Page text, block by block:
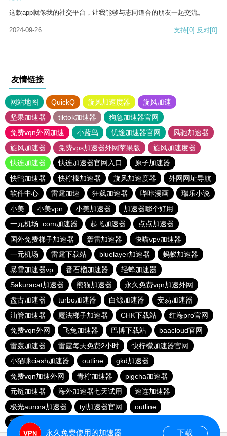
这款app就像我的社交平台，让我能够与志同道合的朋友一起交流。
2024-09-26 支持[0] 反对[0]
友情链接
网站地图 QuickQ 旋风加速度器
旋风加速
坚果加速器
tiktok加速器
狗急加速器官网
免费vqn外网加速
小蓝鸟 优途加速器官网
风驰加速器
旋风加速器
免费vps加速器外网苹果版
旋风加速度器
快连加速器
快连加速器官网入口
原子加速器
快鸭加速器
快柠檬加速器 旋风加速度器
外网网址导航
软件中心
雷霆加速 狂飙加速器 哔咔漫画
瑞乐小说
小美
小美vpn 小美加速器
加速器哪个好用
一元机场. com加速器
起飞加速器
点点加速器
国外免费梯子加速器
轰雷加速器
快喵vpv加速器
一元机场
雷霆下载站 bluelayer加速器
蚂蚁加速器
暴雪加速器vp
番石榴加速器
轻蜂加速器
Sakuracat加速器
熊猫加速器
永久免费vqn加速外网
盘古加速器
turbo加速器 白鲸加速器
安易加速器
油管加速器
魔法梯子加速器 CHK下载站
红海pro官网
免费vqn外网
飞兔加速器 巴博下载站
baacloud官网
雷轰加速器
雷霆每天免费2小时
快柠檬加速器官网
小猫咪ciash加速器
outline
gkd加速器
免费vqn加速外网
青柠加速器
pigcha加速器
元链加速器
海外加速器七天试用
速连加速器
极光aurora加速器
tyl加速器官网
outline
雷霆加速免费永久
永久免费使用的加速器 下载